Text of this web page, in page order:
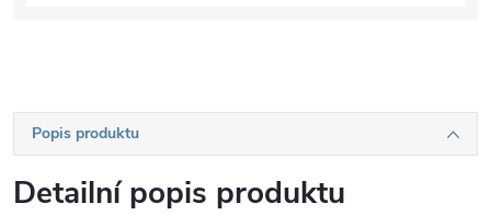
Popis produktu
Detailní popis produktu